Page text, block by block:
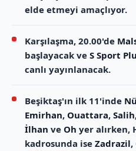
elde etmeyi amaçlıyor.
Karşılaşma, 20.00'de
başlayacak ve S Sport
canlı yayınlanacak.
Beşiktaş'ın ilk 11'inde
Emirhan, Ouattara, Salih
İlhan ve Oh yer alırken,
kadrosunda ise Zadrazil,